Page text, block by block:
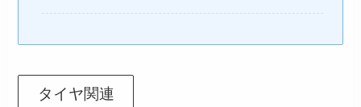
タイヤ関連